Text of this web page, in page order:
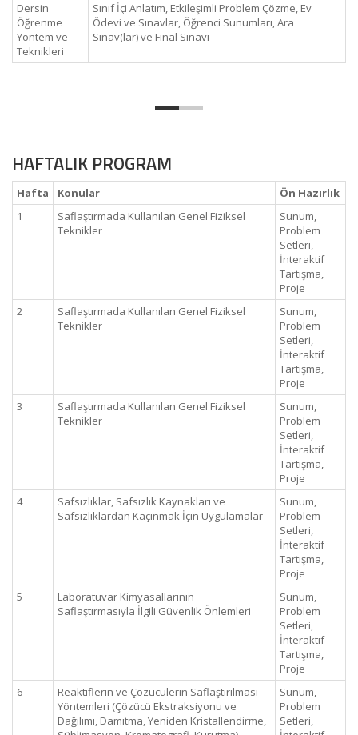
Dersin
Öğrenme
Yöntem ve
Teknikleri
Sınıf İçi Anlatım, Etkileşimli Problem Çözme, Ev
Ödevi ve Sınavlar, Öğrenci Sunumları, Ara
Sınav(lar) ve Final Sınavı
HAFTALIK PROGRAM
Hafta Konular
Ön Hazırlık
1
Saflaştırmada Kullanılan Genel Fiziksel
Teknikler
Sunum,
Problem
Setleri,
İnteraktif
Tartışma,
Proje
2
Saflaştırmada Kullanılan Genel Fiziksel
Teknikler
Sunum,
Problem
Setleri,
İnteraktif
Tartışma,
Proje
3
Saflaştırmada Kullanılan Genel Fiziksel
Teknikler
Sunum,
Problem
Setleri,
İnteraktif
Tartışma,
Proje
4
Safsızlıklar, Safsızlık Kaynakları ve
Safsızlıklardan Kaçınmak İçin Uygulamalar
Sunum,
Problem
Setleri,
İnteraktif
Tartışma,
Proje
5
Laboratuvar Kimyasallarının
Saflaştırmasıyla İlgili Güvenlik Önlemleri
Sunum,
Problem
Setleri,
İnteraktif
Tartışma,
Proje
6
Reaktiflerin ve Çözücülerin Saflaştırılması
Yöntemleri (Çözücü Ekstraksiyonu ve
Dağılımı, Damıtma, Yeniden Kristallendirme,
Sunum,
Problem
Setleri,